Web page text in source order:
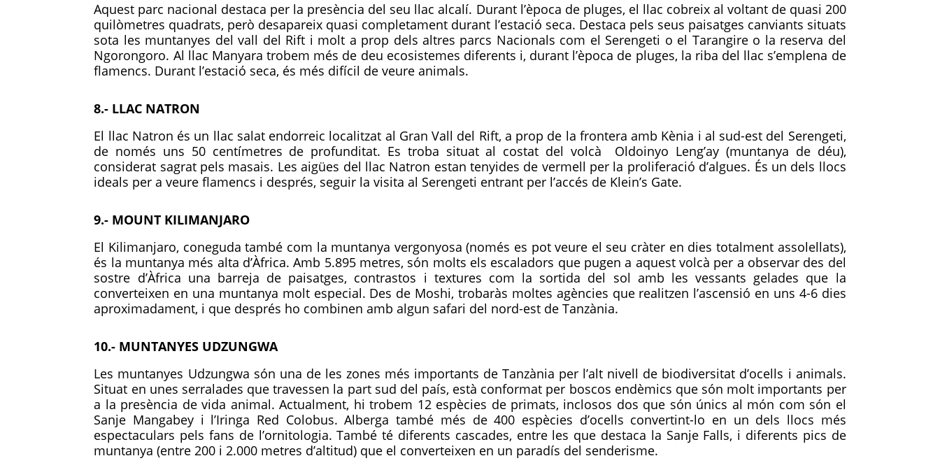
Aquest parc nacional destaca per la presència del seu llac alcalí. Durant l’època de pluges, el llac cobreix al voltant de quasi 200
quilòmetres quadrats, però desapareix quasi completament durant l’estació seca. Destaca pels seus paisatges canviants situats
sota les muntanyes del vall del Rift i molt a prop dels altres parcs Nacionals com el Serengeti o el Tarangire o la reserva del
Ngorongoro. Al llac Manyara trobem més de deu ecosistemes diferents i, durant l’època de pluges, la riba del llac s’emplena de
flamencs. Durant l’estació seca, és més difícil de veure animals.
8.- LLAC NATRON
El llac Natron és un llac salat endorreic localitzat al Gran Vall del Rift, a prop de la frontera amb Kènia i al sud-est del Serengeti,
de només uns 50 centímetres de profunditat. Es troba situat al costat del volcà Oldoinyo Leng’ay (muntanya de déu),
considerat sagrat pels masais. Les aigües del llac Natron estan tenyides de vermell per la proliferació d’algues. És un dels llocs
ideals per a veure flamencs i després, seguir la visita al Serengeti entrant per l’accés de Klein’s Gate.
9.- MOUNT KILIMANJARO
El Kilimanjaro, coneguda també com la muntanya vergonyosa (només es pot veure el seu cràter en dies totalment assolellats),
és la muntanya més alta d’Àfrica. Amb 5.895 metres, són molts els escaladors que pugen a aquest volcà per a observar des del
sostre d’Àfrica una barreja de paisatges, contrastos i textures com la sortida del sol amb les vessants gelades que la
converteixen en una muntanya molt especial. Des de Moshi, trobaràs moltes agències que realitzen l’ascensió en uns 4-6 dies
aproximadament, i que després ho combinen amb algun safari del nord-est de Tanzània.
10.- MUNTANYES UDZUNGWA
Les muntanyes Udzungwa són una de les zones més importants de Tanzània per l’alt nivell de biodiversitat d’ocells i animals.
Situat en unes serralades que travessen la part sud del país, està conformat per boscos endèmics que són molt importants per
a la presència de vida animal. Actualment, hi trobem 12 espècies de primats, inclosos dos que són únics al món com són el
Sanje Mangabey i l’Iringa Red Colobus. Alberga també més de 400 espècies d’ocells convertint-lo en un dels llocs més
espectaculars pels fans de l’ornitologia. També té diferents cascades, entre les que destaca la Sanje Falls, i diferents pics de
muntanya (entre 200 i 2.000 metres d’altitud) que el converteixen en un paradís del senderisme.